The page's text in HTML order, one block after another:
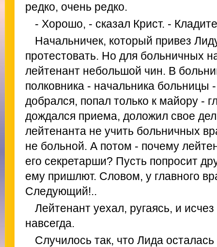
редко, очень редко.
- Хорошо, - сказал Крист. -
Начальничек, который привез
протестовать. Но для больничных
лейтенант небольшой чин. В
полковника - начальника больницы
добрался, попал только к майору -
дождался приема, доложил свое
лейтенанта не учить больничных
не больной. А потом - почему
его секретарши? Пусть попросит
ему пришлют. Словом, у главного
Следующий!..
Лейтенант уехал, ругаясь, и
навсегда.
Случилось так, что Лида